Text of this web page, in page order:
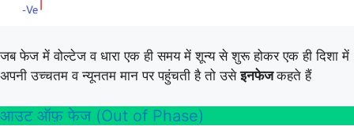
जब फेज में वोल्टेज व धारा एक ही समय में शून्य से शुरू होकर एक ही दिशा में
अपनी उच्चतम व न्यूनतम मान पर पहुंचती है तो उसेइनफेजकहते हैं
आउट ऑफ़ फेज (Out of Phase)